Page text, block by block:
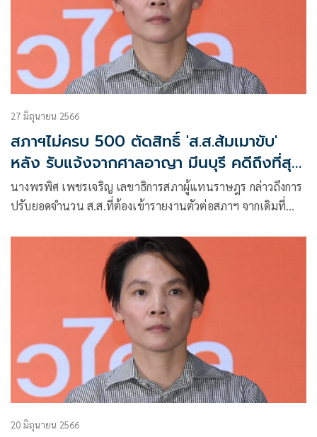
27 มิถุนายน 2566
สภาฯไม่ครบ 500 ตัดสิทธิ์ 'ส.ส.ส้มเมาขับ'
หลัง รับแจ้งจากศาลอาญา มีนบุรี คดีถึงที่สุด
แล้ว
นางพรพิศ เพชรเจริญ เลขาธิการสภาผู้แทนราษฎร กล่าวถึงการ
ปรับยอดจำนวน ส.ส.ที่ต้องเข้ารายงานตัวต่อสภาฯ จากเดิมที่
20 มิถุนายน 2566